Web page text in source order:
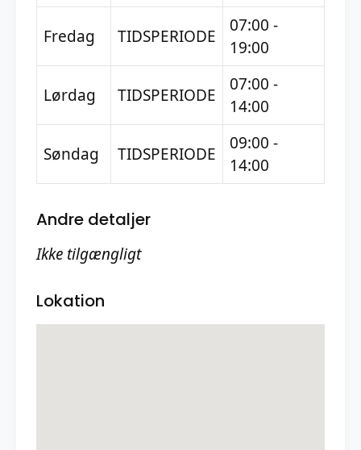
Fredag TIDSPERIODE
07:00 -
19:00
Lørdag TIDSPERIODE
07:00 -
14:00
Søndag TIDSPERIODE
09:00 -
14:00
Andre detaljer
Ikke tilgængligt
Lokation